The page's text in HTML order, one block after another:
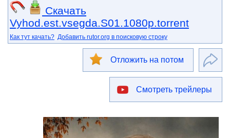
Скачать
Vyhod.est.vsegda.S01.1080p.torrent
Как тут качать? Добавить rutor.org в поисковую строку
Отложить на потом
Смотреть трейлеры